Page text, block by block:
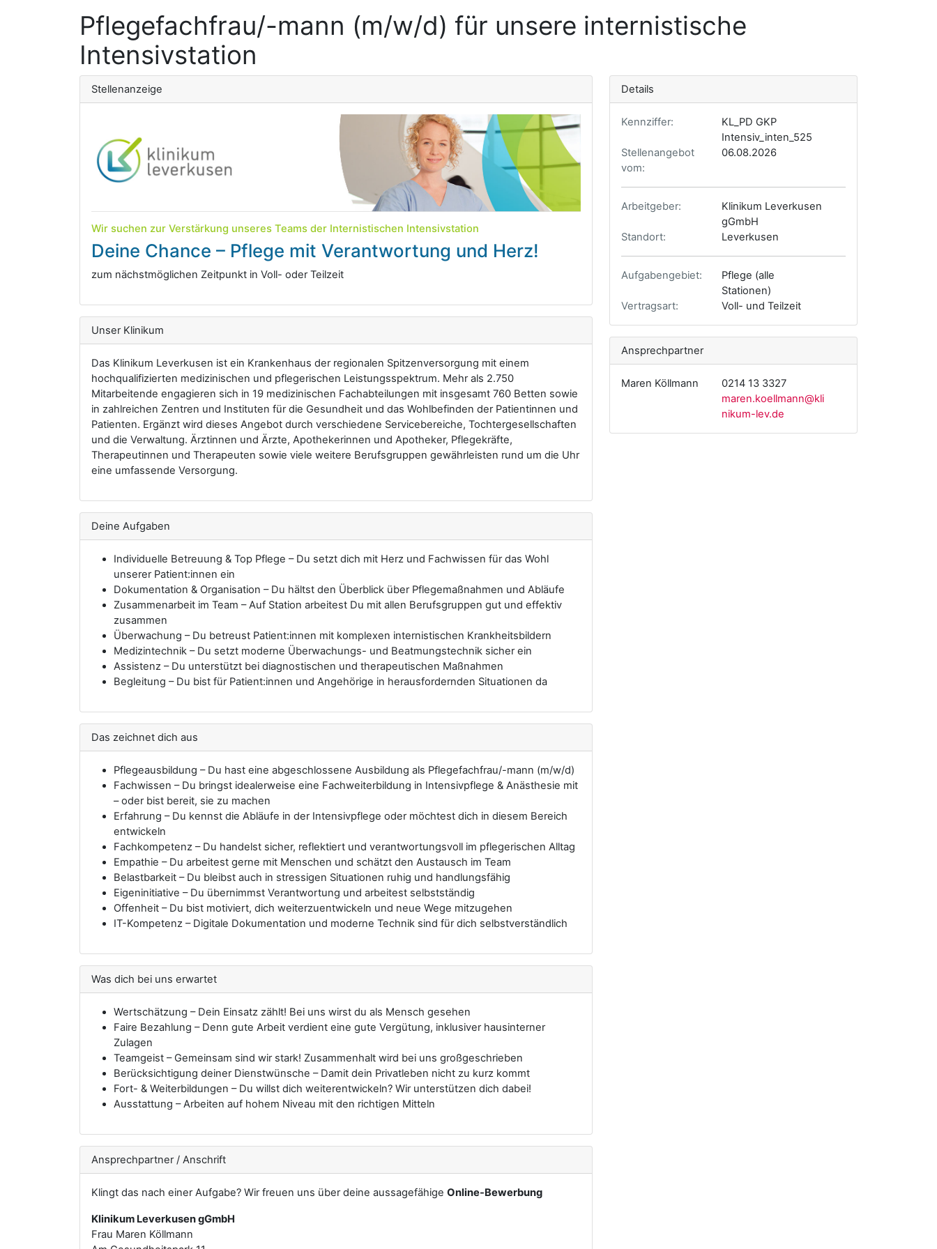
Pflegefachfrau/-mann (m/w/d) für unsere internistische
Intensivstation
Details
Kennziffer:
KL_PD GKP
Intensiv_inten_525
Stellenangebot
vom:
06.08.2026
Arbeitgeber:
Klinikum Leverkusen
gGmbH
Standort:
Leverkusen
Aufgabengebiet:
Pflege (alle
Stationen)
Vertragsart:
Voll- und Teilzeit
Ansprechpartner
Maren Köllmann
0214 13 3327
maren.koellmann@kli
nikum-lev.de
Stellenanzeige
Wir suchen zur Verstärkung unseres Teams der Internistischen Intensivstation
Deine Chance – Pflege mit Verantwortung und Herz!
zum nächstmöglichen Zeitpunkt in Voll- oder Teilzeit
Unser Klinikum
Das Klinikum Leverkusen ist ein Krankenhaus der regionalen Spitzenversorgung mit einem
hochqualifizierten medizinischen und pflegerischen Leistungsspektrum. Mehr als 2.750
Mitarbeitende engagieren sich in 19 medizinischen Fachabteilungen mit insgesamt 760 Betten sowie
in zahlreichen Zentren und Instituten für die Gesundheit und das Wohlbefinden der Patientinnen und
Patienten. Ergänzt wird dieses Angebot durch verschiedene Servicebereiche, Tochtergesellschaften
und die Verwaltung. Ärztinnen und Ärzte, Apothekerinnen und Apotheker, Pflegekräfte,
Therapeutinnen und Therapeuten sowie viele weitere Berufsgruppen gewährleisten rund um die Uhr
eine umfassende Versorgung.
Deine Aufgaben
Individuelle Betreuung & Top Pflege – Du setzt dich mit Herz und Fachwissen für das Wohl
unserer Patient:innen ein
Dokumentation & Organisation – Du hältst den Überblick über Pflegemaßnahmen und Abläufe
Zusammenarbeit im Team – Auf Station arbeitest Du mit allen Berufsgruppen gut und effektiv
zusammen
Überwachung – Du betreust Patient:innen mit komplexen internistischen Krankheitsbildern
Medizintechnik – Du setzt moderne Überwachungs- und Beatmungstechnik sicher ein
Assistenz – Du unterstützt bei diagnostischen und therapeutischen Maßnahmen
Begleitung – Du bist für Patient:innen und Angehörige in herausfordernden Situationen da
Das zeichnet dich aus
Pflegeausbildung – Du hast eine abgeschlossene Ausbildung als Pflegefachfrau/-mann (m/w/d)
Fachwissen – Du bringst idealerweise eine Fachweiterbildung in Intensivpflege & Anästhesie mit
– oder bist bereit, sie zu machen
Erfahrung – Du kennst die Abläufe in der Intensivpflege oder möchtest dich in diesem Bereich
entwickeln
Fachkompetenz – Du handelst sicher, reflektiert und verantwortungsvoll im pflegerischen Alltag
Empathie – Du arbeitest gerne mit Menschen und schätzt den Austausch im Team
Belastbarkeit – Du bleibst auch in stressigen Situationen ruhig und handlungsfähig
Eigeninitiative – Du übernimmst Verantwortung und arbeitest selbstständig
Offenheit – Du bist motiviert, dich weiterzuentwickeln und neue Wege mitzugehen
IT-Kompetenz – Digitale Dokumentation und moderne Technik sind für dich selbstverständlich
Was dich bei uns erwartet
Wertschätzung – Dein Einsatz zählt! Bei uns wirst du als Mensch gesehen
Faire Bezahlung – Denn gute Arbeit verdient eine gute Vergütung, inklusiver hausinterner
Zulagen
Teamgeist – Gemeinsam sind wir stark! Zusammenhalt wird bei uns großgeschrieben
Berücksichtigung deiner Dienstwünsche – Damit dein Privatleben nicht zu kurz kommt
Fort- & Weiterbildungen – Du willst dich weiterentwickeln? Wir unterstützen dich dabei!
Ausstattung – Arbeiten auf hohem Niveau mit den richtigen Mitteln
Ansprechpartner / Anschrift
Klingt das nach einer Aufgabe? Wir freuen uns über deine aussagefähige Online-Bewerbung
Klinikum Leverkusen gGmbH
Frau Maren Köllmann